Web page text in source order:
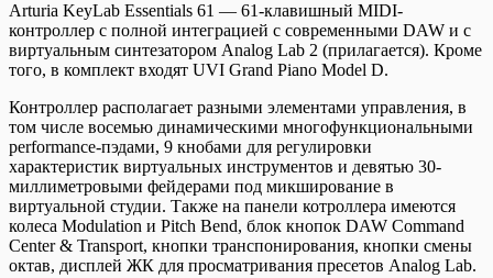
Arturia KeyLab Essentials 61 — 61-клавишный MIDI-
контроллер с полной интеграцией с современными DAW и с
виртуальным синтезатором Analog Lab 2 (прилагается). Кроме
того, в комплект входят UVI Grand Piano Model D.
Контроллер располагает разными элементами управления, в
том числе восемью динамическими многофункциональными
performance-пэдами, 9 кнобами для регулировки
характеристик виртуальных инструментов и девятью 30-
миллиметровыми фейдерами под микширование в
виртуальной студии. Также на панели котроллера имеются
колеса Modulation и Pitch Bend, блок кнопок DAW Command
Center & Transport, кнопки транспонирования, кнопки смены
октав, дисплей ЖК для просматривания пресетов Analog Lab.